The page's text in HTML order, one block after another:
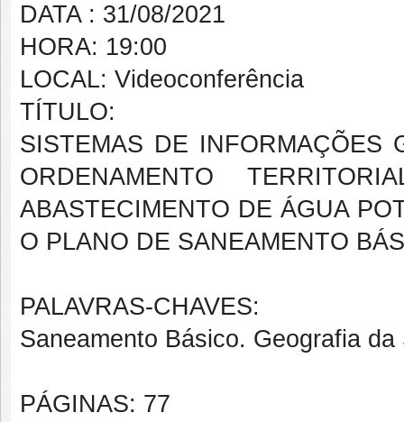
DATA : 31/08/2021
HORA: 19:00
LOCAL: Videoconferência
TÍTULO:
SISTEMAS DE INFORMAÇÕES
ORDENAMENTO
ABASTECIMENTO DE ÁGUA
O PLANO DE SANEAMENTO
PALAVRAS-CHAVES:
Saneamento Básico. Geografia
PÁGINAS: 77